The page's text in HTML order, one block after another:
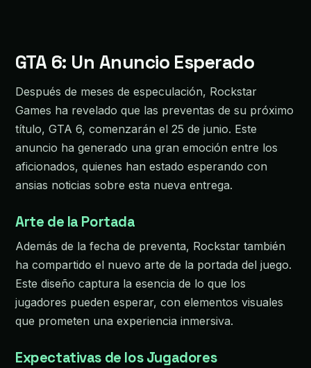
GTA 6: Un Anuncio Esperado
Después de meses de especulación, Rockstar
Games ha revelado que las preventas de su próximo
título, GTA 6, comenzarán el 25 de junio. Este
anuncio ha generado una gran emoción entre los
aficionados, quienes han estado esperando con
ansias noticias sobre esta nueva entrega.
Arte de la Portada
Además de la fecha de preventa, Rockstar también
ha compartido el nuevo arte de la portada del juego.
Este diseño captura la esencia de lo que los
jugadores pueden esperar, con elementos visuales
que prometen una experiencia inmersiva.
Expectativas de los Jugadores